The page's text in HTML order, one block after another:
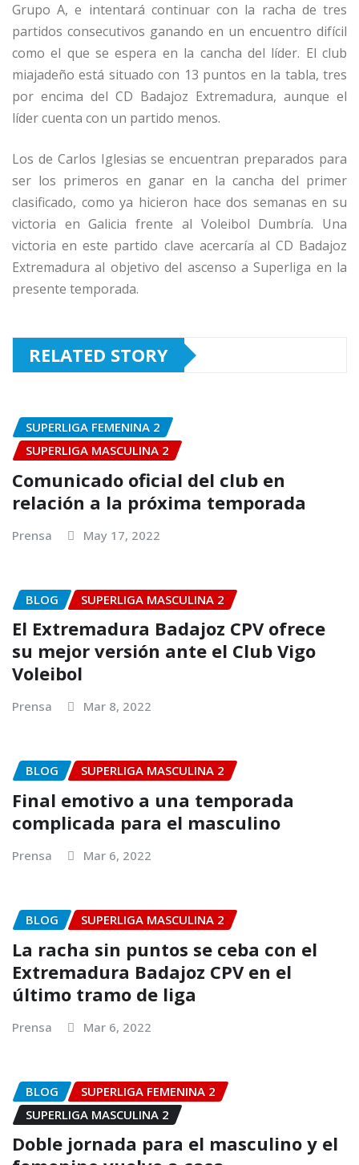
Grupo A, e intentará continuar con la racha de tres
partidos consecutivos ganando en un encuentro difícil
como el que se espera en la cancha del líder. El club
miajadeño está situado con 13 puntos en la tabla, tres
por encima del CD Badajoz Extremadura, aunque el
líder cuenta con un partido menos.
Los de Carlos Iglesias se encuentran preparados para
ser los primeros en ganar en la cancha del primer
clasificado, como ya hicieron hace dos semanas en su
victoria en Galicia frente al Voleibol Dumbría. Una
victoria en este partido clave acercaría al CD Badajoz
Extremadura al objetivo del ascenso a Superliga en la
presente temporada.
RELATED STORY
SUPERLIGA FEMENINA 2
SUPERLIGA MASCULINA 2
Comunicado oficial del club en
relación a la próxima temporada
Prensa May 17, 2022
BLOG SUPERLIGA MASCULINA 2
El Extremadura Badajoz CPV ofrece
su mejor versión ante el Club Vigo
Voleibol
Prensa Mar 8, 2022
BLOG SUPERLIGA MASCULINA 2
Final emotivo a una temporada
complicada para el masculino
Prensa Mar 6, 2022
BLOG SUPERLIGA MASCULINA 2
La racha sin puntos se ceba con el
Extremadura Badajoz CPV en el
último tramo de liga
Prensa Mar 6, 2022
BLOG
SUPERLIGA FEMENINA 2
SUPERLIGA MASCULINA 2
Doble jornada para el masculino y el